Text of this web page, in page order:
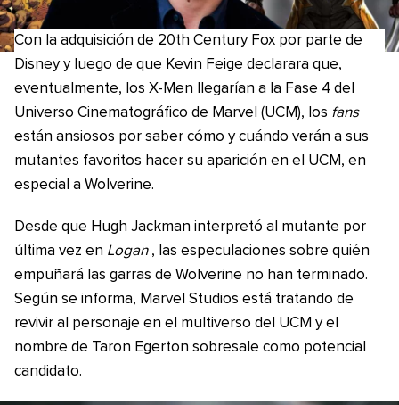
Con la adquisición de 20th Century Fox por parte de
Disney y luego de que Kevin Feige declarara que,
eventualmente, los X-Men llegarían a la Fase 4 del
Universo Cinematográfico de Marvel (UCM), los fans
están ansiosos por saber cómo y cuándo verán a sus
mutantes favoritos hacer su aparición en el UCM, en
especial a Wolverine.
Desde que Hugh Jackman interpretó al mutante por
última vez en Logan , las especulaciones sobre quién
empuñará las garras de Wolverine no han terminado.
Según se informa, Marvel Studios está tratando de
revivir al personaje en el multiverso del UCM y el
nombre de Taron Egerton sobresale como potencial
candidato.